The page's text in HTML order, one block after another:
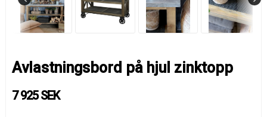
Avlastningsbord på hjul zinktopp
7 925 SEK